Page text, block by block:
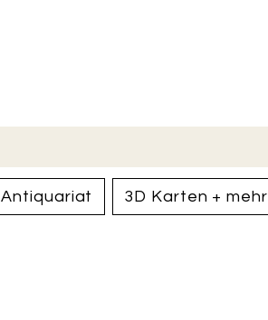
Antiquariat 3D Karten + mehr